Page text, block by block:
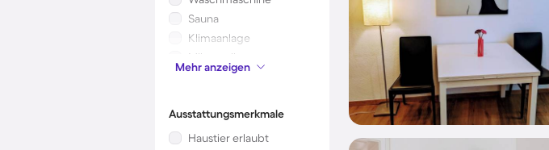
Sauna
Klimaanlage
Mikrowelle
Kinderbett
Mehr anzeigen
Ausstattungsmerkmale
Haustier erlaubt